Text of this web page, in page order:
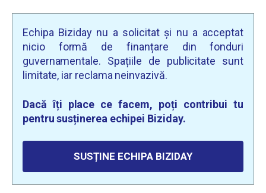
Echipa Biziday nu a solicitat și nu a acceptat
nicio formă de finanțare din fonduri
guvernamentale. Spațiile de publicitate sunt
limitate, iar reclama neinvazivă.
Dacă îți place ce facem, poți contribui tu
pentru susținerea echipei Biziday.
SUSȚINE ECHIPA BIZIDAY